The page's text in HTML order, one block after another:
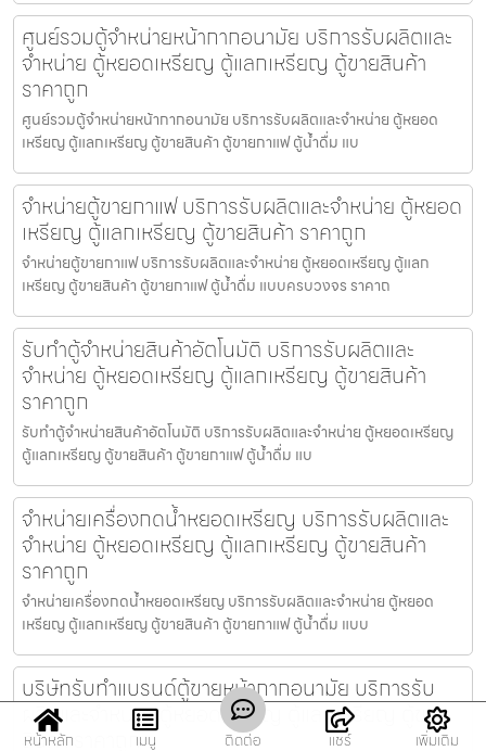
ศูนย์รวมตู้จำหน่ายหน้ากากอนามัย บริการรับผลิตและ
จำหน่าย ตู้หยอดเหรียญ ตู้แลกเหรียญ ตู้ขายสินค้า
ราคาถูก
ศูนย์รวมตู้จำหน่ายหน้ากากอนามัย บริการรับผลิตและจำหน่าย ตู้หยอด
เหรียญ ตู้แลกเหรียญ ตู้ขายสินค้า ตู้ขายกาแฟ ตู้น้ำดื่ม แบ
จำหน่ายตู้ขายกาแฟ บริการรับผลิตและจำหน่าย ตู้หยอด
เหรียญ ตู้แลกเหรียญ ตู้ขายสินค้า ราคาถูก
จำหน่ายตู้ขายกาแฟ บริการรับผลิตและจำหน่าย ตู้หยอดเหรียญ ตู้แลก
เหรียญ ตู้ขายสินค้า ตู้ขายกาแฟ ตู้น้ำดื่ม แบบครบวงจร ราคาถ
รับทำตู้จำหน่ายสินค้า​อัตโนมัติ บริการรับผลิตและ
จำหน่าย ตู้หยอดเหรียญ ตู้แลกเหรียญ ตู้ขายสินค้า
ราคาถูก
รับทำตู้จำหน่ายสินค้า​อัตโนมัติ บริการรับผลิตและจำหน่าย ตู้หยอดเหรียญ
ตู้แลกเหรียญ ตู้ขายสินค้า ตู้ขายกาแฟ ตู้น้ำดื่ม แบ
จำหน่ายเครื่องกดน้ำ​หยอดเหรียญ บริการรับผลิตและ
จำหน่าย ตู้หยอดเหรียญ ตู้แลกเหรียญ ตู้ขายสินค้า
ราคาถูก
จำหน่ายเครื่องกดน้ำ​หยอดเหรียญ บริการรับผลิตและจำหน่าย ตู้หยอด
เหรียญ ตู้แลกเหรียญ ตู้ขายสินค้า ตู้ขายกาแฟ ตู้น้ำดื่ม แบบ
บริษัทรับทำแบรนด์ตู้ขายหน้ากากอนามัย บริการรับ
ผลิตและจำหน่าย ตู้หยอดเหรียญ ตู้แลกเหรียญ ตู้ขาย
สินค้า ราคาถูก
หน้าหลัก เมนู ติดต่อ แชร์ เพิ่มเติม